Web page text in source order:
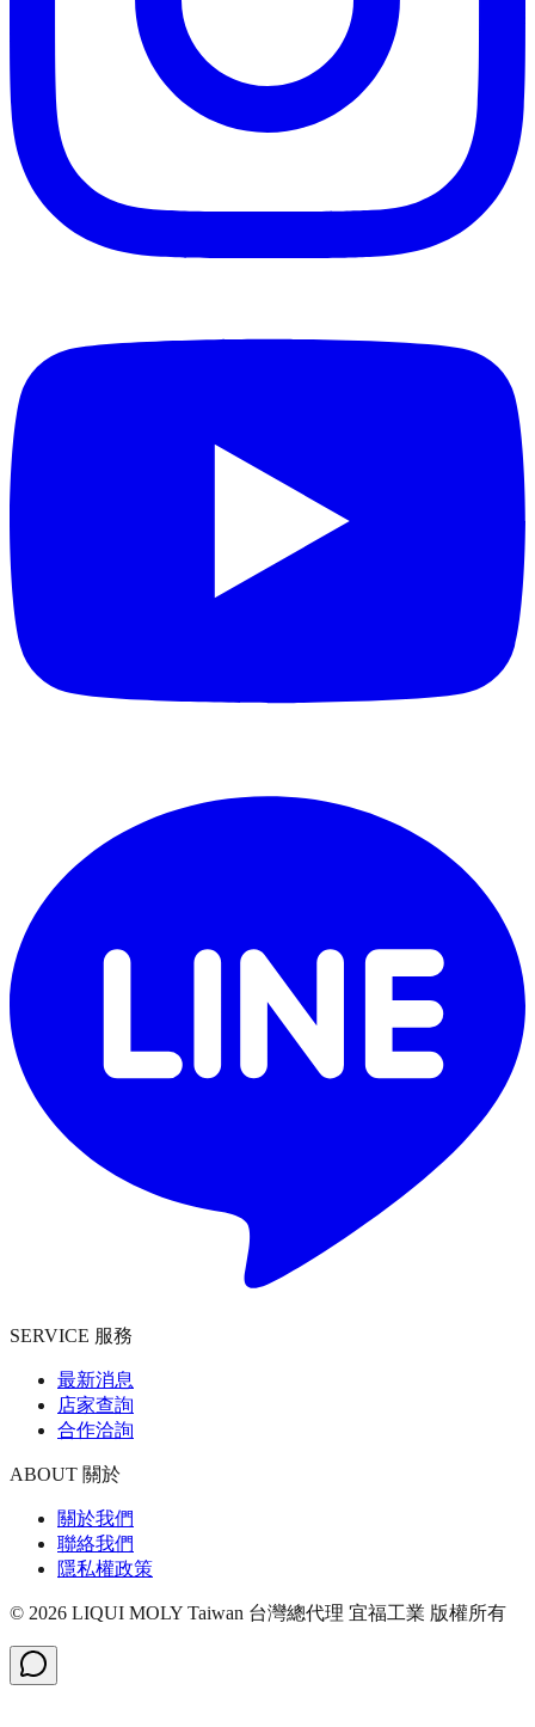
SERVICE 服務
最新消息
店家查詢
合作洽詢
ABOUT 關於
關於我們
聯絡我們
隱私權政策
© 2026 LIQUI MOLY Taiwan 台灣總代理 宜福工業 版權所有